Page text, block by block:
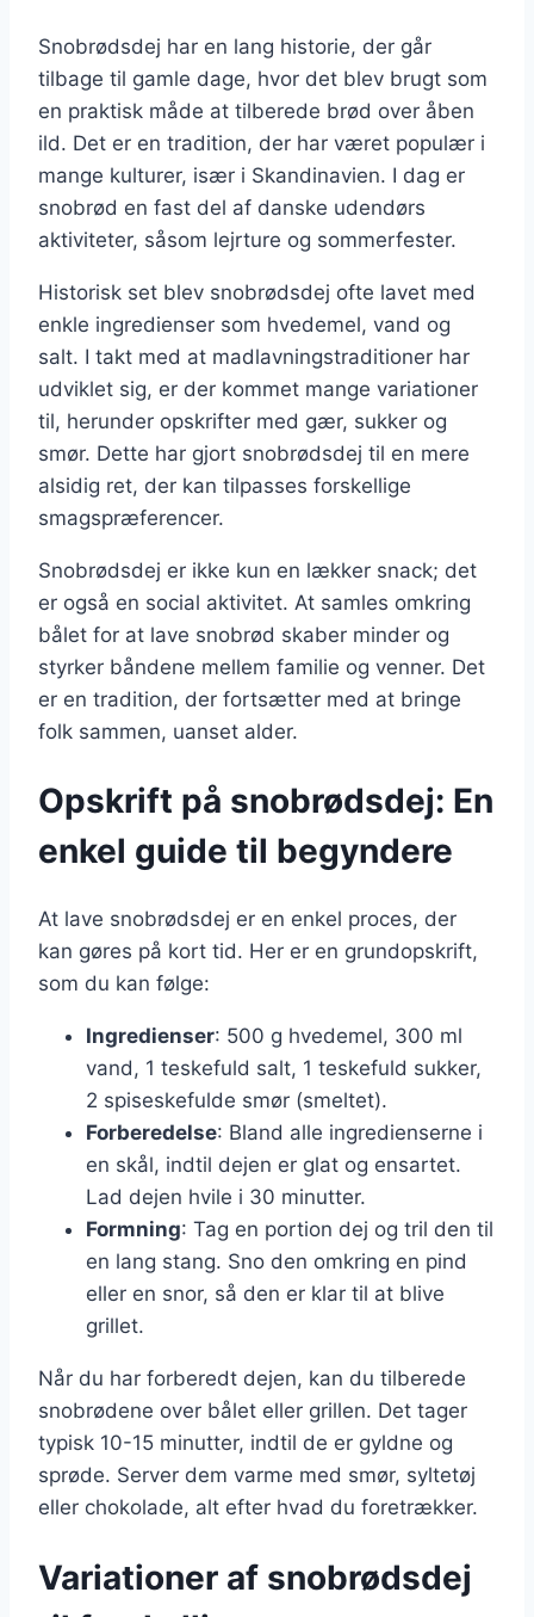
Snobrødsdej har en lang historie, der går
tilbage til gamle dage, hvor det blev brugt som
en praktisk måde at tilberede brød over åben
ild. Det er en tradition, der har været populær i
mange kulturer, især i Skandinavien. I dag er
snobrød en fast del af danske udendørs
aktiviteter, såsom lejrture og sommerfester.
Historisk set blev snobrødsdej ofte lavet med
enkle ingredienser som hvedemel, vand og
salt. I takt med at madlavningstraditioner har
udviklet sig, er der kommet mange variationer
til, herunder opskrifter med gær, sukker og
smør. Dette har gjort snobrødsdej til en mere
alsidig ret, der kan tilpasses forskellige
smagspræferencer.
Snobrødsdej er ikke kun en lækker snack; det
er også en social aktivitet. At samles omkring
bålet for at lave snobrød skaber minder og
styrker båndene mellem familie og venner. Det
er en tradition, der fortsætter med at bringe
folk sammen, uanset alder.
Opskrift på snobrødsdej: En
enkel guide til begyndere
At lave snobrødsdej er en enkel proces, der
kan gøres på kort tid. Her er en grundopskrift,
som du kan følge:
Ingredienser: 500 g hvedemel, 300 ml
vand, 1 teskefuld salt, 1 teskefuld sukker,
2 spiseskefulde smør (smeltet).
Forberedelse: Bland alle ingredienserne i
en skål, indtil dejen er glat og ensartet.
Lad dejen hvile i 30 minutter.
Formning: Tag en portion dej og tril den til
en lang stang. Sno den omkring en pind
eller en snor, så den er klar til at blive
grillet.
Når du har forberedt dejen, kan du tilberede
snobrødene over bålet eller grillen. Det tager
typisk 10-15 minutter, indtil de er gyldne og
sprøde. Server dem varme med smør, syltetøj
eller chokolade, alt efter hvad du foretrækker.
Variationer af snobrødsdej